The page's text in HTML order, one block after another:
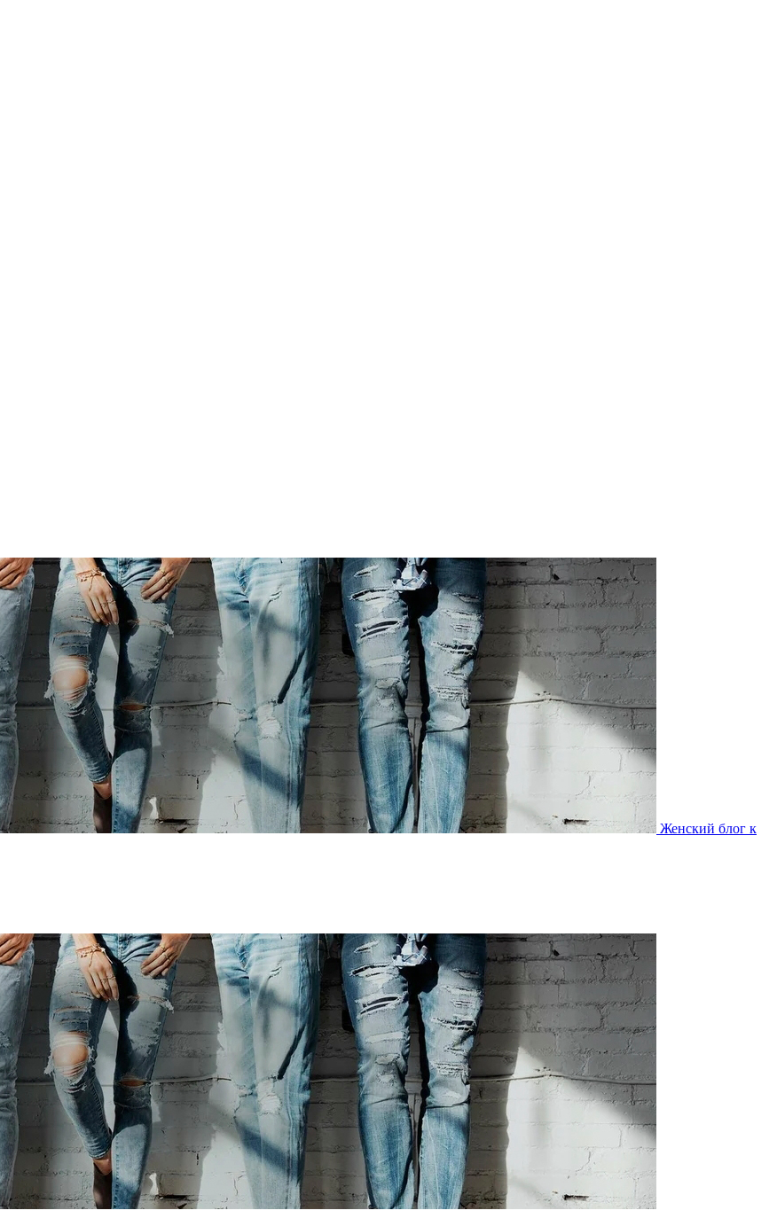
Женский блог к